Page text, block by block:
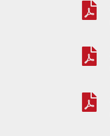


